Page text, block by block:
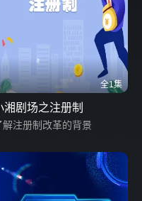
全1集
湘剧场之注册制
解注册制改革的背景